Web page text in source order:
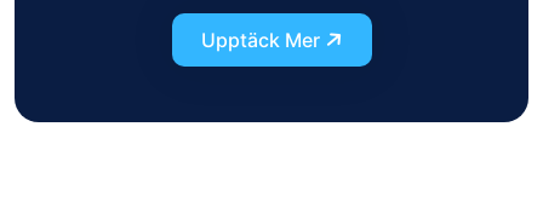
Upptäck Mer